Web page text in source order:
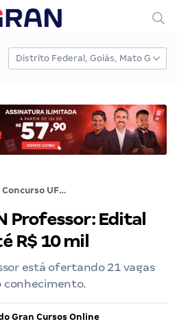
Concurso UFRN Professor: Edital PUBLICADO! Até R$ 10 mil
Professor: Edital
R$ 10 mil
está ofertando 21 vagas
conhecimento.
Gran Cursos Online